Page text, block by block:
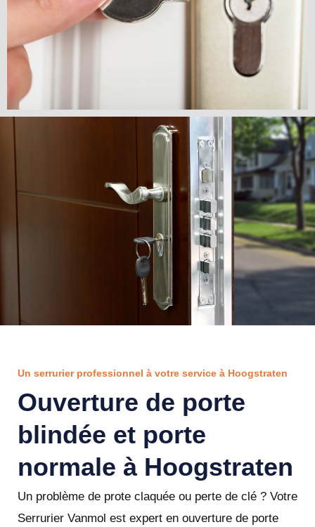
Un serrurier professionnel à votre service à Hoogstraten
Ouverture de porte
blindée et porte
normale à Hoogstraten
Un problème de prote claquée ou perte de clé ? Votre
Serrurier Vanmol est expert en ouverture de porte